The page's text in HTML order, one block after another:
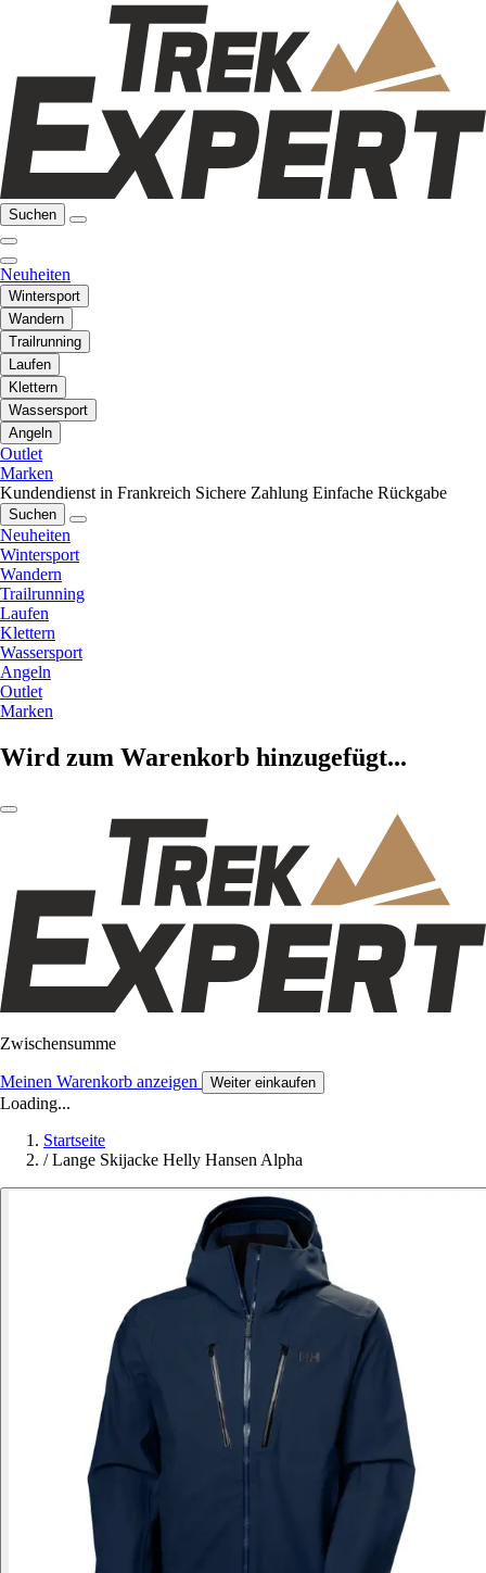
Suchen
Neuheiten
Wintersport
Wandern
Trailrunning
Laufen
Klettern
Wassersport
Angeln
Outlet
Marken
Kundendienst in Frankreich Sichere Zahlung Einfache Rückgabe
Suchen
Neuheiten
Wintersport
Wandern
Trailrunning
Laufen
Klettern
Wassersport
Angeln
Outlet
Marken
Wird zum Warenkorb hinzugefügt...
Zwischensumme
Meinen Warenkorb anzeigen Weiter einkaufen
Loading...
Startseite
/ Lange Skijacke Helly Hansen Alpha